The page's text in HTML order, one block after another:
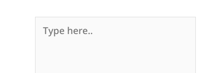
here..